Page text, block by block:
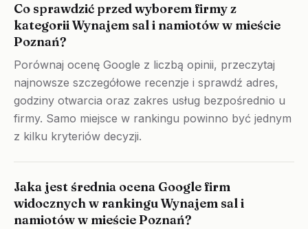
Co sprawdzić przed wyborem firmy z
kategorii Wynajem sal i namiotów w mieście
Poznań?
Porównaj ocenę Google z liczbą opinii, przeczytaj
najnowsze szczegółowe recenzje i sprawdź adres,
godziny otwarcia oraz zakres usług bezpośrednio u
firmy. Samo miejsce w rankingu powinno być jednym
z kilku kryteriów decyzji.
Jaka jest średnia ocena Google firm
widocznych w rankingu Wynajem sal i
namiotów w mieście Poznań?